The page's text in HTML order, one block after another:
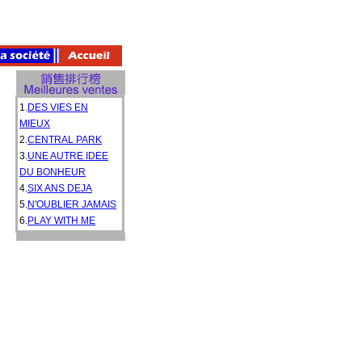
1.DES VIES EN
MIEUX
2.CENTRAL PARK
3.UNE AUTRE IDEE
DU BONHEUR
4.SIX ANS DEJA
5.N'OUBLIER JAMAIS
6.PLAY WITH ME